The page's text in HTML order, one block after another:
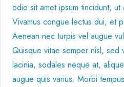
odio sit amet ipsum tincidunt, ut
Vivamus congue lectus dui, et
Aenean nec turpis vel augue
Quisque vitae semper nisl, sed
lacinia, sodales neque at,
augue quis varius. Morbi